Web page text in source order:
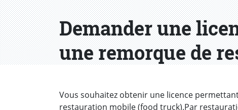
Demander une
une remorque de
Introduction
Vous souhaitez obtenir une licence
restauration mobile (food truck).Par